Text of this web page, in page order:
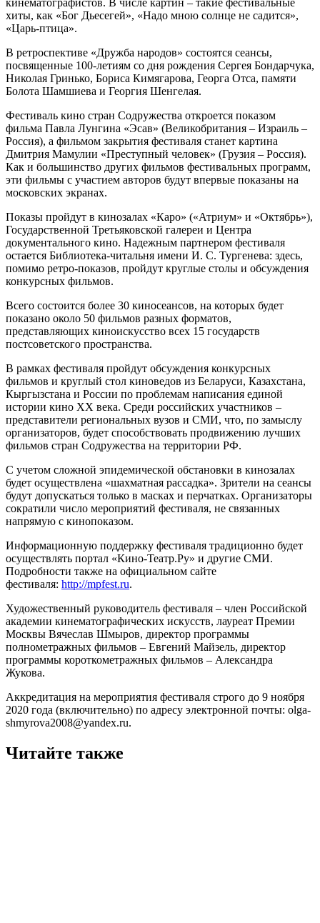
хиты, как «Бог Дьесегей», «Надо мною солнце не садится»,
«Царь-птица».
В ретроспективе «Дружба народов» состоятся сеансы,
посвященные 100-летиям со дня рождения Сергея Бондарчука,
Николая Гринько, Бориса Кимягарова, Георга Отса, памяти
Болота Шамшиева и Георгия Шенгелая.
Фестиваль кино стран Содружества откроется показом
фильма Павла Лунгина «Эсав» (Великобритания – Израиль –
Россия), а фильмом закрытия фестиваля станет картина
Дмитрия Мамулии «Преступный человек» (Грузия – Россия).
Как и большинство других фильмов фестивальных программ,
эти фильмы с участием авторов будут впервые показаны на
московских экранах.
Показы пройдут в кинозалах «Каро» («Атриум» и «Октябрь»),
Государственной Третьяковской галереи и Центра
документального кино. Надежным партнером фестиваля
остается Библиотека-читальня имени И. С. Тургенева: здесь,
помимо ретро-показов, пройдут круглые столы и обсуждения
конкурсных фильмов.
Всего состоится более 30 киносеансов, на которых будет
показано около 50 фильмов разных форматов,
представляющих киноискусство всех 15 государств
постсоветского пространства.
В рамках фестиваля пройдут обсуждения конкурсных
фильмов и круглый стол киноведов из Беларуси, Казахстана,
Кыргызстана и России по проблемам написания единой
истории кино ХХ века. Среди российских участников –
представители региональных вузов и СМИ, что, по замыслу
организаторов, будет способствовать продвижению лучших
фильмов стран Содружества на территории РФ.
С учетом сложной эпидемической обстановки в кинозалах
будет осуществлена «шахматная рассадка». Зрители на сеансы
будут допускаться только в масках и перчатках. Организаторы
сократили число мероприятий фестиваля, не связанных
напрямую с кинопоказом.
Информационную поддержку фестиваля традиционно будет
осуществлять портал «Кино-Театр.Ру» и другие СМИ.
Подробности также на официальном сайте
фестиваля: http://mpfest.ru.
Художественный руководитель фестиваля – член Российской
академии кинематографических искусств, лауреат Премии
Москвы Вячеслав Шмыров, директор программы
полнометражных фильмов – Евгений Майзель, директор
программы короткометражных фильмов – Александра
Жукова.
Аккредитация на мероприятия фестиваля строго до 9 ноября
2020 года (включительно) по адресу электронной почты: olga-
shmyrova2008@yandex.ru.
Читайте также